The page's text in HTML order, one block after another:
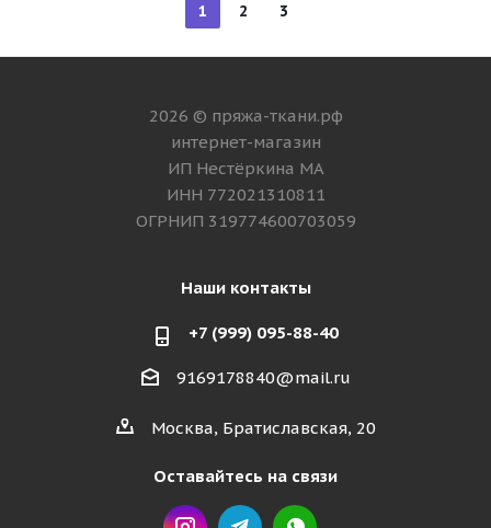
1 2 3
2026 © пряжа-ткани.рф
интернет-магазин
ИП Нестёркина МА
ИНН 772021310811
ОГРНИП 319774600703059
Наши контакты
+7 (999) 095-88-40
9169178840@mail.ru
Москва, Братиславская, 20
Оставайтесь на связи